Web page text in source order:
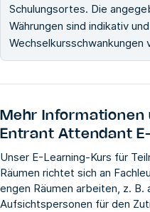
Schulungsortes. Die
Währungen sind indikativ
Wechselkursschwankungen
Mehr
Entrant Attendant
Unser E-Learning-Kurs für
Räumen richtet sich an
engen Räumen arbeiten, z.
Aufsichtspersonen für den